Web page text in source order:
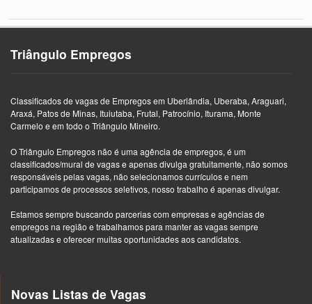
Triângulo Empregos
Classificados de vagas de Empregos em Uberlândia, Uberaba, Araguari,
Araxá, Patos de Minas, Ituiutaba, Frutal, Patrocínio, Iturama, Monte
Carmelo e em todo o Triângulo Mineiro.
O Triângulo Empregos não é uma agência de empregos, é um
classificados/mural de vagas e apenas divulga gratuitamente, não somos
responsáveis pelas vagas, não selecionamos currículos e nem
participamos de processos seletivos, nosso trabalho é apenas divulgar.
Estamos sempre buscando parcerias com empresas e agências de
empregos na região e trabalhamos para manter as vagas sempre
atualizadas e oferecer muitas oportunidades aos candidatos.
Novas Listas de Vagas